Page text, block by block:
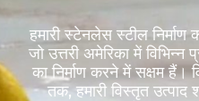
हमारी स्टेनलेस स्टील निर्माण
जो उत्तरी अमेरिका में
का निर्माण करने में सक्षम
तक, हमारी विस्तृत